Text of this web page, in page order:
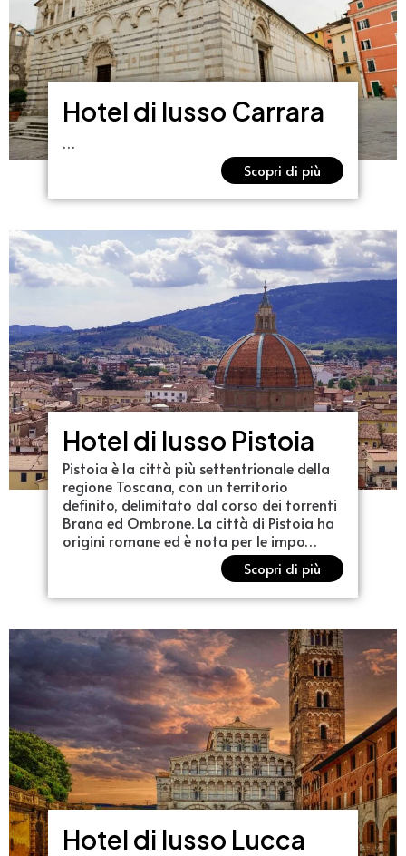
Hotel di lusso Carrara
…
Scopri di più
Hotel di lusso Pistoia
Pistoia è la città più settentrionale della
regione Toscana, con un territorio
definito, delimitato dal corso dei torrenti
Brana ed Ombrone. La città di Pistoia ha
origini romane ed è nota per le impo…
Scopri di più
Hotel di lusso Lucca